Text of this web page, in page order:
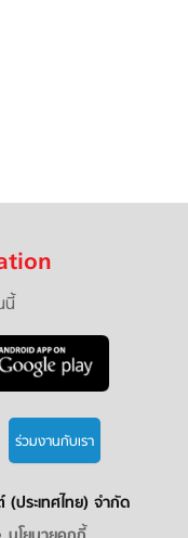
นี้
ร่วมงานกับเรา
ประเทศไทย) จำกัด